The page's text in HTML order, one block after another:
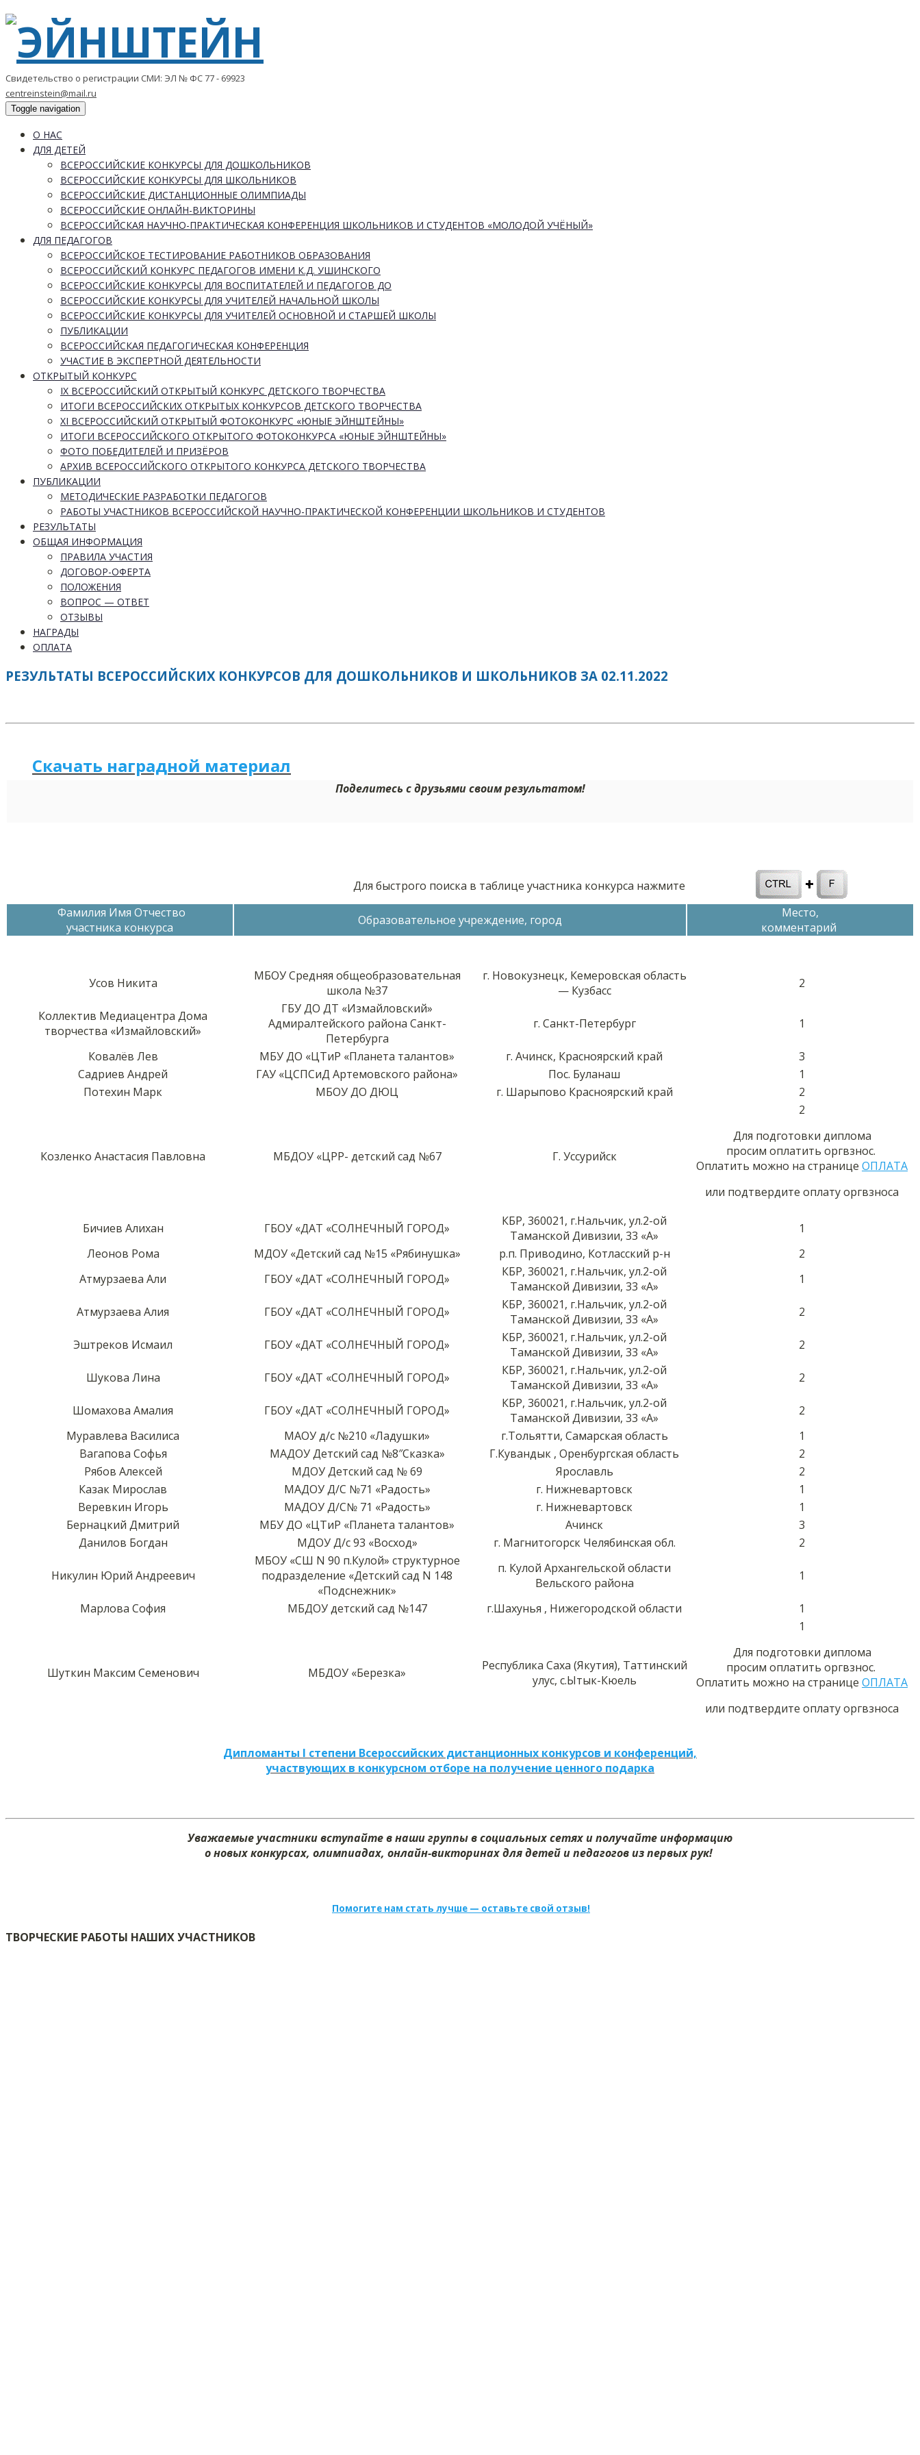
Свидетельство о регистрации СМИ: ЭЛ № ФС 77 - 69923
centreinstein@mail.ru
Toggle navigation
О НАС
ДЛЯ ДЕТЕЙ
ВСЕРОССИЙСКИЕ КОНКУРСЫ ДЛЯ ДОШКОЛЬНИКОВ
ВСЕРОССИЙСКИЕ КОНКУРСЫ ДЛЯ ШКОЛЬНИКОВ
ВСЕРОССИЙСКИЕ ДИСТАНЦИОННЫЕ ОЛИМПИАДЫ
ВСЕРОССИЙСКИЕ ОНЛАЙН-ВИКТОРИНЫ
ВСЕРОССИЙСКАЯ НАУЧНО-ПРАКТИЧЕСКАЯ КОНФЕРЕНЦИЯ ШКОЛЬНИКОВ И СТУДЕНТОВ «МОЛОДОЙ УЧЁНЫЙ»
ДЛЯ ПЕДАГОГОВ
ВСЕРОССИЙСКОЕ ТЕСТИРОВАНИЕ РАБОТНИКОВ ОБРАЗОВАНИЯ
ВСЕРОССИЙСКИЙ КОНКУРС ПЕДАГОГОВ ИМЕНИ К.Д. УШИНСКОГО
ВСЕРОССИЙСКИЕ КОНКУРСЫ ДЛЯ ВОСПИТАТЕЛЕЙ И ПЕДАГОГОВ ДО
ВСЕРОССИЙСКИЕ КОНКУРСЫ ДЛЯ УЧИТЕЛЕЙ НАЧАЛЬНОЙ ШКОЛЫ
ВСЕРОССИЙСКИЕ КОНКУРСЫ ДЛЯ УЧИТЕЛЕЙ ОСНОВНОЙ И СТАРШЕЙ ШКОЛЫ
ПУБЛИКАЦИИ
ВСЕРОССИЙСКАЯ ПЕДАГОГИЧЕСКАЯ КОНФЕРЕНЦИЯ
УЧАСТИЕ В ЭКСПЕРТНОЙ ДЕЯТЕЛЬНОСТИ
ОТКРЫТЫЙ КОНКУРС
IX ВСЕРОССИЙСКИЙ ОТКРЫТЫЙ КОНКУРС ДЕТСКОГО ТВОРЧЕСТВА
ИТОГИ ВСЕРОССИЙСКИХ ОТКРЫТЫХ КОНКУРСОВ ДЕТСКОГО ТВОРЧЕСТВА
XI ВСЕРОССИЙСКИЙ ОТКРЫТЫЙ ФОТОКОНКУРС «ЮНЫЕ ЭЙНШТЕЙНЫ»
ИТОГИ ВСЕРОССИЙСКОГО ОТКРЫТОГО ФОТОКОНКУРСА «ЮНЫЕ ЭЙНШТЕЙНЫ»
ФОТО ПОБЕДИТЕЛЕЙ И ПРИЗЁРОВ
АРХИВ ВСЕРОССИЙСКОГО ОТКРЫТОГО КОНКУРСА ДЕТСКОГО ТВОРЧЕСТВА
ПУБЛИКАЦИИ
МЕТОДИЧЕСКИЕ РАЗРАБОТКИ ПЕДАГОГОВ
РАБОТЫ УЧАСТНИКОВ ВСЕРОССИЙСКОЙ НАУЧНО-ПРАКТИЧЕСКОЙ КОНФЕРЕНЦИИ ШКОЛЬНИКОВ И СТУДЕНТОВ
РЕЗУЛЬТАТЫ
ОБЩАЯ ИНФОРМАЦИЯ
ПРАВИЛА УЧАСТИЯ
ДОГОВОР-ОФЕРТА
ПОЛОЖЕНИЯ
ВОПРОС — ОТВЕТ
ОТЗЫВЫ
НАГРАДЫ
ОПЛАТА
РЕЗУЛЬТАТЫ ВСЕРОССИЙСКИХ КОНКУРСОВ ДЛЯ ДОШКОЛЬНИКОВ И ШКОЛЬНИКОВ ЗА 02.11.2022
Скачать наградной материал
Поделитесь с друзьями своим результатом!
Для быстрого поиска в таблице участника конкурса нажмите
Фамилия Имя Отчество
участника конкурса
Образовательное учреждение, город
Место,
комментарий
Усов Никита
МБОУ Средняя общеобразовательная
школа №37
г. Новокузнецк, Кемеровская область
— Кузбасс
2
Коллектив Медиацентра Дома
творчества «Измайловский»
ГБУ ДО ДТ «Измайловский»
Адмиралтейского района Санкт-
Петербурга
г. Санкт-Петербург 1
Ковалёв Лев МБУ ДО «ЦТиР «Планета талантов» г. Ачинск, Красноярский край
3
Садриев Андрей
ГАУ «ЦСПСиД Артемовского района» Пос. Буланаш
1
Потехин Марк
МБОУ ДО ДЮЦ г. Шарыпово Красноярский край 2
Козленко Анастасия Павловна МБДОУ «ЦРР- детский сад №67 Г. Уссурийск
2
Для подготовки диплома
просим оплатить оргвзнос.
Оплатить можно на странице ОПЛАТА
или подтвердите оплату оргвзноса
Бичиев Алихан ГБОУ «ДАТ «СОЛНЕЧНЫЙ ГОРОД»
КБР, 360021, г.Нальчик, ул.2-ой
Таманской Дивизии, 33 «А»
1
Леонов Рома
МДОУ «Детский сад №15 «Рябинушка» р.п. Приводино, Котласский р-н
2
Атмурзаева Али
ГБОУ «ДАТ «СОЛНЕЧНЫЙ ГОРОД»
КБР, 360021, г.Нальчик, ул.2-ой
Таманской Дивизии, 33 «А»
1
Атмурзаева Алия ГБОУ «ДАТ «СОЛНЕЧНЫЙ ГОРОД»
КБР, 360021, г.Нальчик, ул.2-ой
Таманской Дивизии, 33 «А»
2
Эштреков Исмаил ГБОУ «ДАТ «СОЛНЕЧНЫЙ ГОРОД»
КБР, 360021, г.Нальчик, ул.2-ой
Таманской Дивизии, 33 «А»
2
Шукова Лина ГБОУ «ДАТ «СОЛНЕЧНЫЙ ГОРОД»
КБР, 360021, г.Нальчик, ул.2-ой
Таманской Дивизии, 33 «А»
2
Шомахова Амалия ГБОУ «ДАТ «СОЛНЕЧНЫЙ ГОРОД»
КБР, 360021, г.Нальчик, ул.2-ой
Таманской Дивизии, 33 «А»
2
Муравлева Василиса
МАОУ д/с №210 «Ладушки» г.Тольятти, Самарская область
1
Вагапова Софья
МАДОУ Детский сад №8″Сказка» Г.Кувандык , Оренбургская область
2
Рябов Алексей
МДОУ Детский сад № 69 Ярославль
2
Казак Мирослав
МАДОУ Д/С №71 «Радость» г. Нижневартовск
1
Веревкин Игорь
МАДОУ Д/С№ 71 «Радость» г. Нижневартовск
1
Бернацкий Дмитрий
МБУ ДО «ЦТиР «Планета талантов» Ачинск
3
Данилов Богдан
МДОУ Д/с 93 «Восход» г. Магнитогорск Челябинская обл. 2
Никулин Юрий Андреевич
МБОУ «СШ N 90 п.Кулой» структурное
подразделение «Детский сад N 148
«Подснежник»
п. Кулой Архангельской области
Вельского района
1
Марлова София МБДОУ детский сад №147 г.Шахунья , Нижегородской области 1
Шуткин Максим Семенович МБДОУ «Березка»
Республика Саха (Якутия), Таттинский
улус, с.Ытык-Кюель
1
Для подготовки диплома
просим оплатить оргвзнос.
Оплатить можно на странице ОПЛАТА
или подтвердите оплату оргвзноса
Дипломанты I степени Всероссийских дистанционных конкурсов и конференций,
участвующих в конкурсном отборе на получение ценного подарка
Уважаемые участники вступайте в наши группы в социальных сетях и получайте информацию
о новых конкурсах, олимпиадах, онлайн-викторинах для детей и педагогов из первых рук!
Помогите нам стать лучше — оставьте свой отзыв!
ТВОРЧЕСКИЕ РАБОТЫ НАШИХ УЧАСТНИКОВ